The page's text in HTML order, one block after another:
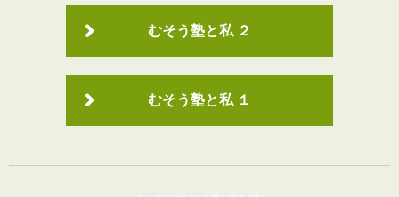
むそう塾と私 ２
むそう塾と私 １